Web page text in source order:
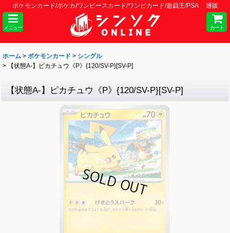
ポケモンカード/ポケカ/ワンピースカード/ワンピカード/遊戯王/PSA 通販
メニュー カート
ホーム > ポケモンカード > シングル
>
【状態A-】ピカチュウ《P》{120/SV-P}[SV-P]
【状態A-】ピカチュウ《P》{120/SV-P}[SV-P]